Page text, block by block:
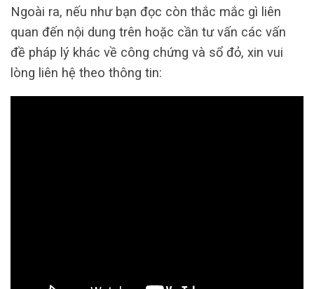
Ngoài ra, nếu như bạn đọc còn thắc mắc gì liên
quan đến nội dung trên hoặc cần tư vấn các vấn
đề pháp lý khác về công chứng và sổ đỏ, xin vui
lòng liên hệ theo thông tin: